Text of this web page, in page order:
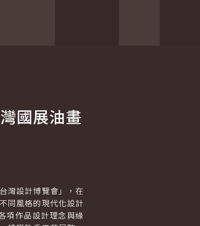
國展油畫
灣設計博覽會」，在
同風格的現代化設計
項作品設計理念與緣